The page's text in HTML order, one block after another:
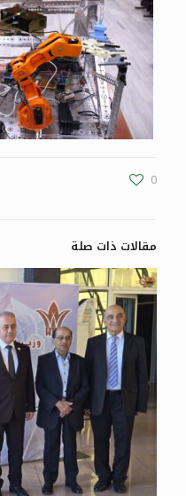
0
مقالات ذات صلة